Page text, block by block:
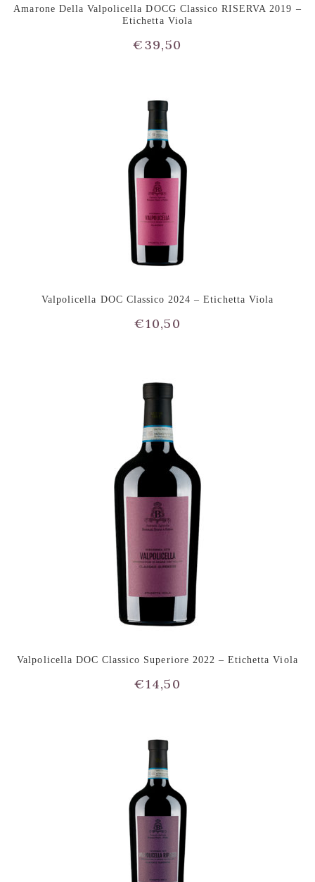
Amarone Della Valpolicella DOCG Classico RISERVA 2019 –
Etichetta Viola
€39,50
Valpolicella DOC Classico 2024 – Etichetta Viola
€10,50
Valpolicella DOC Classico Superiore 2022 – Etichetta Viola
€14,50